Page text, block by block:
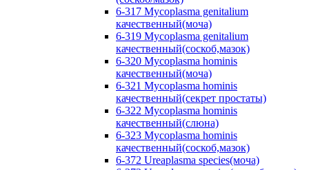
6-317 Mycoplasma genitalium
качественный(моча)
6-319 Mycoplasma genitalium
качественный(соскоб,мазок)
6-320 Mycoplasma hominis
качественный(моча)
6-321 Mycoplasma hominis
качественный(секрет простаты)
6-322 Mycoplasma hominis
качественный(слюна)
6-323 Mycoplasma hominis
качественный(соскоб,мазок)
6-372 Ureaplasma species(моча)